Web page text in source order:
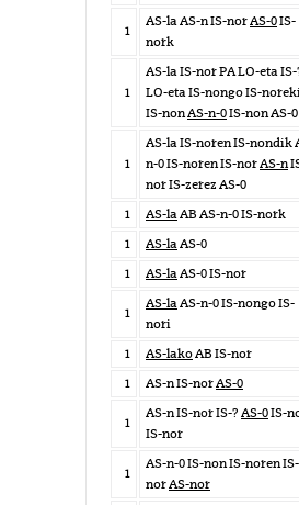
1
AS-la AS-n IS-norAS-0IS-
nork
1
AS-la IS-nor PA LO-eta IS-
LO-eta IS-nongo IS-
IS-nonAS-n-0IS-non AS-
1
AS-la IS-noren IS-nondik
n-0 IS-noren IS-norAS-n
nor IS-zerez AS-0
1
AS-laAB AS-n-0 IS-nork
1
AS-laAS-0
1
AS-laAS-0 IS-nor
1
AS-laAS-n-0 IS-nongo IS-
nori
1
AS-lakoAB IS-nor
1
AS-n IS-norAS-0
1
AS-n IS-nor IS-? AS-0IS-
IS-nor
1
AS-n-0 IS-non IS-noren IS-
norAS-nor